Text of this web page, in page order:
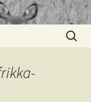
Haku: